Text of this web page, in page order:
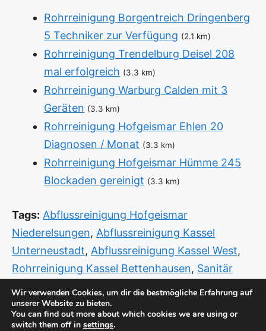
Rohrreinigung Borgentreich Dringenberg
5 Techniker zur Verfügung (2.1 km)
Rohrreinigung Trendelburg Deisel 208
mal erfolgreich (3.3 km)
Rohrreinigung Warburg Calden mit 3
Geräten (3.3 km)
Rohrreinigung Hofgeismar Ehlen 20
Diagnosen / Monat (3.3 km)
Rohrreinigung Hofgeismar Hümme 245
Blockaden gereinigt (3.3 km)
Tags: Abflussreinigung Hofgeismar
Niederelsungen, Abflussreinigung Kassel
Unterneustadt, Abflussreinigung Kassel West,
Rohrreinigung Kassel Bettenhausen, Sanitär
Eschwege Witzenhausen,
Sanitär Kassel
Unterneustadt ,Sanitär Notdienst Hann Münden
Beverungen,Sanitär Notdienst Kassel Nord
Wir verwenden Cookies, um dir die bestmögliche Erfahrung auf
unserer Website zu bieten.
You can find out more about which cookies we are using or
switch them off in settings.